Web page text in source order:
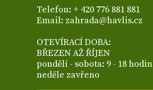
Telefon: + 420 776 881 881
Email: zahrada@havlis.cz
OTEVÍRACÍ DOBA:
BŘEZEN AŽ ŘÍJEN
pondělí - sobota: 9 - 18 hodin
neděle zavřeno